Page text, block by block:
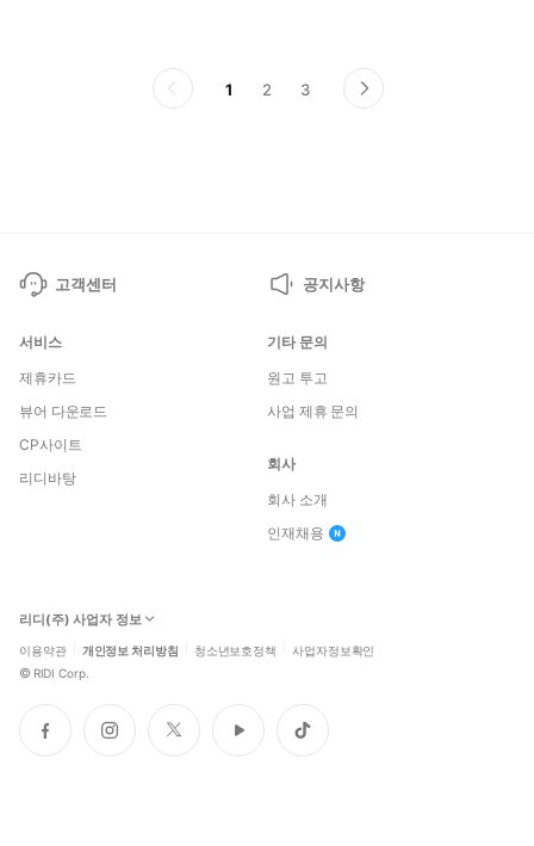
전
1 2 3
다
음
고객센터 공지사항
서비스
제휴카드
뷰어 다운로드
CP사이트
리디바탕
기타 문의
원고 투고
사업 제휴 문의
회사
회사 소개
인재채용
리디(주) 사업자 정보
이용약관 개인정보 처리방침 청소년보호정책 사업자정보확인
© RIDI Corp.
페
이
인
스
트
위
유
튜
틱
톡